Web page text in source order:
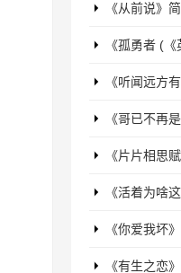
《从前说》
《孤勇者 (《英雄联盟
《听闻远方
《哥已不再
《片片相思
《活着为啥
《你爱我坏
《有生之恋